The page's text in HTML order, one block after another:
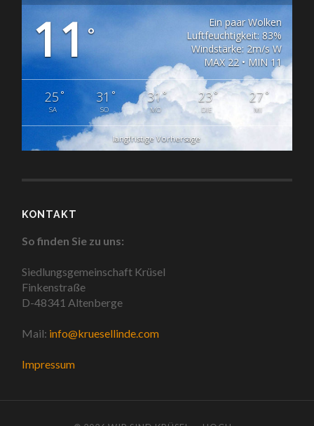
11°
Ein paar Wolken
Luftfeuchtigkeit: 83%
Windstärke: 2m/s W
MAX 22 • MIN 11
25°
SA
31 °
SO
31°
MO
23°
DIE
27°
MI
langfristige Vorhersage
KONTAKT
So finden Sie zu uns:
Siedlungsgemeinschaft Krüsel
Finkenstraße
D-48341 Altenberge
Mail: info@kruesellinde.com
Impressum